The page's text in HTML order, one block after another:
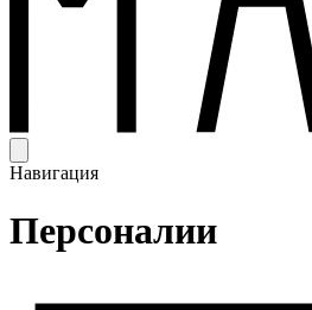
Навигация
Персоналии